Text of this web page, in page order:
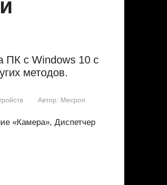
ПК с Windows 10 с
методов.
Автор: Месроп